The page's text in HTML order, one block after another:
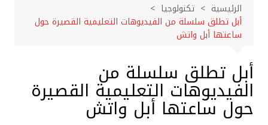
الرئيسية
تكنولوجيا
أبل تطلق سلسلة من الفيديوهات التعليمية القصيرة حول
ساعتها أبل واتش
أبل تطلق سلسلة من
الفيديوهات التعليمية القصيرة
حول ساعتها أبل واتش